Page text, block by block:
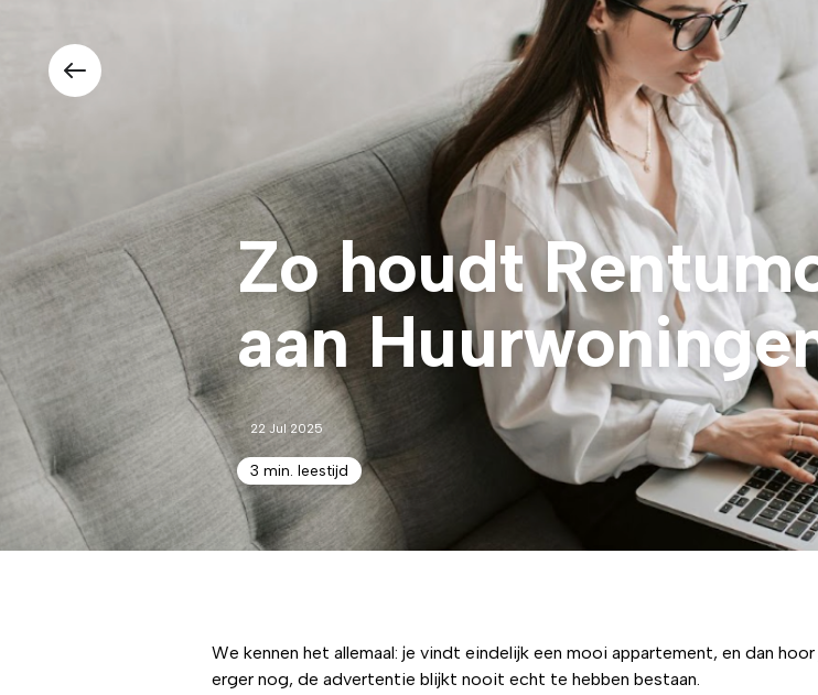
Zo houdt
aan
22 Jul 2025
3 min. leestijd
We kennen het allemaal: je vindt eindelijk een mooi appartement, en dan
erger nog, de advertentie blijkt nooit echt te hebben bestaan.